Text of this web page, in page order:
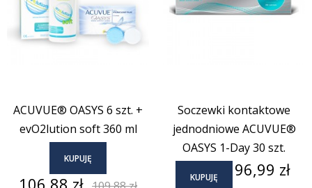
ACUVUE® OASYS 6 szt. +
evO2lution soft 360 ml
KUPUJĘ
Cena
106,88 zł Cena
Soczewki kontaktowe
jednodniowe ACUVUE®
OASYS 1-Day 30 szt.
KUPUJĘ Cena
96,99 zł